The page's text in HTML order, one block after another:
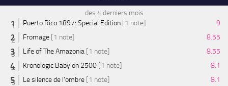
des 4 derniers mois
Puerto Rico 1897: Special Edition [1 note]
9
Fromage [1 note]
8.55
Life of The Amazonia [1 note]
8.55
Kronologic Babylon 2500 [1 note]
8.1
Le silence de l'ombre [1 note]
8.1